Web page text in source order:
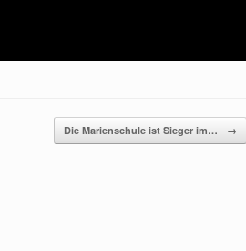
Die Marienschule ist Sieger im… →